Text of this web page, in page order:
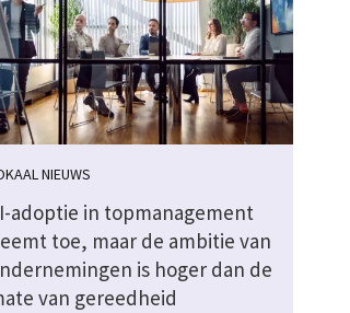
NIEUWS
adoptie in topmanagement
toe, maar de ambitie van
is hoger dan de
van gereedheid